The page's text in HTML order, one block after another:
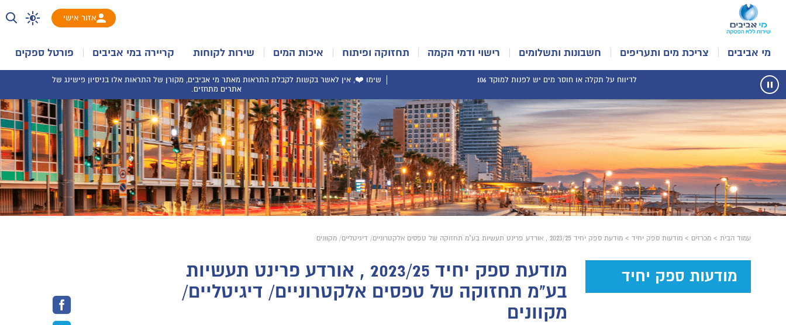
מי אביבים צריכת מים ותעריפים חשבונות ותשלומים רישוי ודמי הקמה תחזוקה ופיתוח איכות המים שירות לקוחות קריירה במי אביבים פורטל ספקים
אזור אישי
עצור
תנועת
רכיב
הודעות
לדיווח על תקלה או חוסר מים יש לפנות למוקד 106
שימו ❤️, אין לאשר בקשות לקבלת התראות מאתר מי אביבים, מקורן של התראות אלו בניסיון פישינג של
אתרים מתחזים.
עמוד הבית > מכרזים > מודעות ספק יחיד > מודעת ספק יחיד 2023/25 , אורדע פרינט תעשיות בע"מ תחזוקה של טפסים אלקטרוניים/ דיגיטליים/ מקוונים
מודעות ספק יחיד
מודעת ספק יחיד 2023/25 , אורדע פרינט תעשיות
בע"מ תחזוקה של טפסים אלקטרוניים/ דיגיטליים/
מקוונים